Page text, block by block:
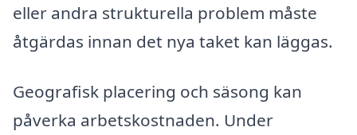
eller andra strukturella problem måste
åtgärdas innan det nya taket kan läggas.
Geografisk placering och säsong kan
påverka arbetskostnaden. Under